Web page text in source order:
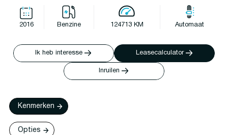
2016 Benzine 124713 KM Automaat
Ik heb interesse Leasecalculator
Inruilen
Kenmerken
Opties